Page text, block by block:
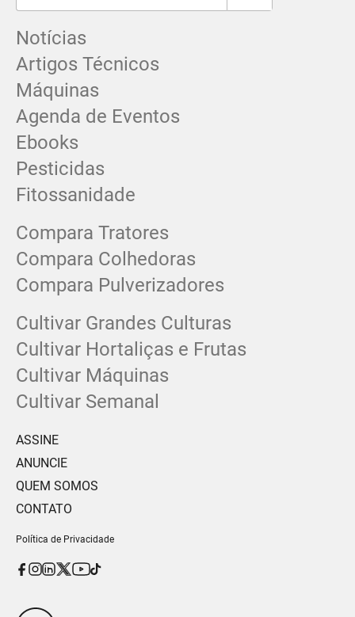
Notícias
Artigos Técnicos
Máquinas
Agenda de Eventos
Ebooks
Pesticidas
Fitossanidade
Compara Tratores
Compara Colhedoras
Compara Pulverizadores
Cultivar Grandes Culturas
Cultivar Hortaliças e Frutas
Cultivar Máquinas
Cultivar Semanal
ASSINE
ANUNCIE
QUEM SOMOS
CONTATO
Política de Privacidade